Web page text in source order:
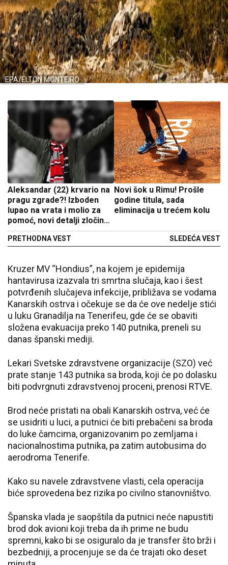
EPA/ELTON MONTEIRO
Aleksandar (22) krvario na
pragu zgrade?! Izboden
lupao na vrata i molio za
pomoć, novi detalji zločina
u Kruševcu
PRETHODNA VEST
Novi šok u Rimu! Prošle
godine titula, sada
eliminacija u trećem kolu
SLEDEĆA VEST
Kruzer MV “Hondius”, na kojem je epidemija
hantavirusa izazvala tri smrtna slučaja, kao i šest
potvrđenih slučajeva infekcije, približava se vodama
Kanarskih ostrva i očekuje se da će ove nedelje stići
u luku Granadilja na Tenerifeu, gde će se obaviti
složena evakuacija preko 140 putnika, preneli su
danas španski mediji.
Lekari Svetske zdravstvene organizacije (SZO) već
prate stanje 143 putnika sa broda, koji će po dolasku
biti podvrgnuti zdravstvenoj proceni, prenosi RTVE.
Brod neće pristati na obali Kanarskih ostrva, već će
se usidriti u luci, a putnici će biti prebačeni sa broda
do luke čamcima, organizovanim po zemljama i
nacionalnostima putnika, pa zatim autobusima do
aerodroma Tenerife.
Kako su navele zdravstvene vlasti, cela operacija
biće sprovedena bez rizika po civilno stanovništvo.
Španska vlada je saopštila da putnici neće napustiti
brod dok avioni koji treba da ih prime ne budu
spremni, kako bi se osiguralo da je transfer što brži i
bezbedniji, a procenjuje se da će trajati oko deset